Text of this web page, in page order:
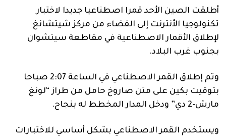
آراء
أطلقت الصين الأحد قمرا اصطناعيا جديدا لاختبار
تكنولوجيا الأنترنت إلى الفضاء من مركز شيتشانغ
لإطلاق الأقمار الاصطناعية في مقاطعة سيتشوان
بجنوب غرب البلاد.
وتم إطلاق القمر الاصطناعي في الساعة 2:07 صباحا
بتوقيت بكين على متن صاروخ حامل من طراز “لونغ
مارش-2 دي” ودخل المدار المخطط له بنجاح.
ويستخدم القمر الاصطناعي بشكل أساسي للاختبارات